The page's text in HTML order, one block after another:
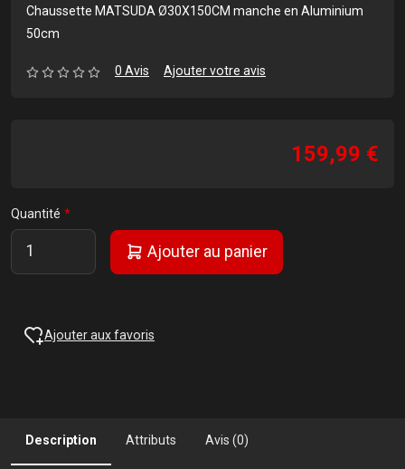
Chaussette MATSUDA Ø30X150CM manche en Aluminium
50cm
0 Avis Ajouter votre avis
159,99 €
Quantité
Ajouter au panier
Ajouter aux favoris
Description Attributs Avis (0)